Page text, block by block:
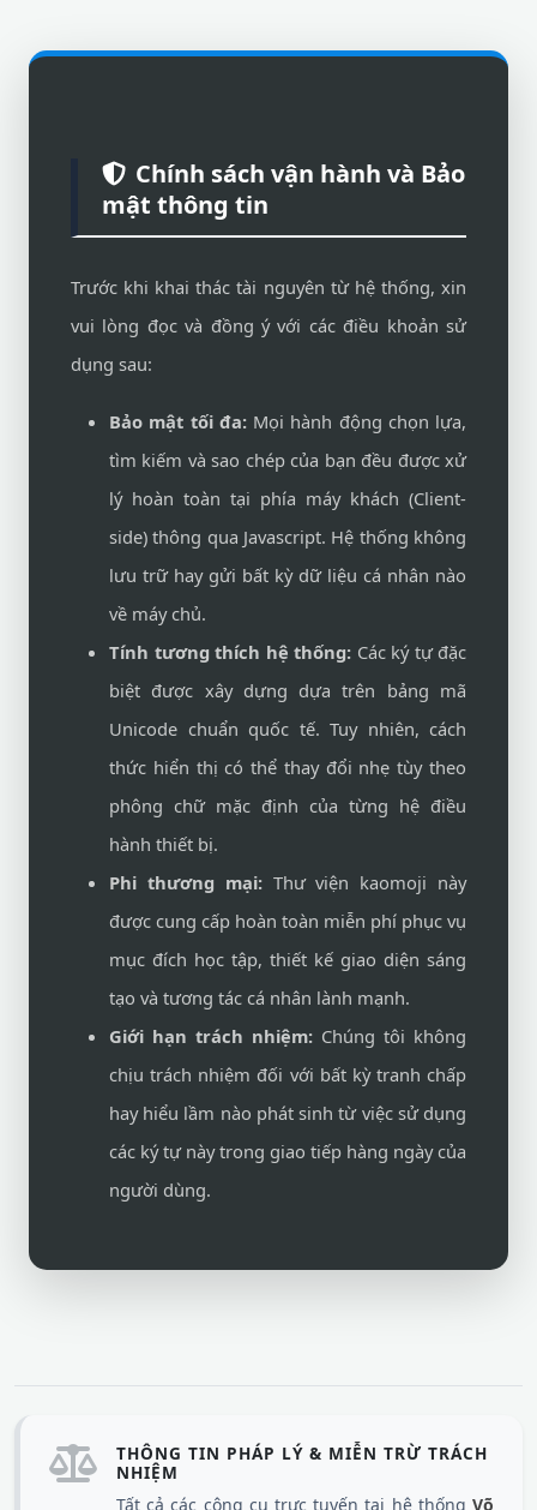
Chính sách vận hành và Bảo
mật thông tin
Trước khi khai thác tài nguyên từ hệ thống, xin
vui lòng đọc và đồng ý với các điều khoản sử
dụng sau:
Bảo mật tối đa:Mọi hành động chọn lựa,
tìm kiếm và sao chép của bạn đều được xử
lý hoàn toàn tại phía máy khách (Client-
side) thông qua Javascript. Hệ thống không
lưu trữ hay gửi bất kỳ dữ liệu cá nhân nào
về máy chủ.
Tính tương thích hệ thống: Các ký tự đặc
biệt được xây dựng dựa trên bảng mã
Unicode chuẩn quốc tế. Tuy nhiên, cách
thức hiển thị có thể thay đổi nhẹ tùy theo
phông chữ mặc định của từng hệ điều
hành thiết bị.
Phi thương mại:Thư viện kaomoji này
được cung cấp hoàn toàn miễn phí phục vụ
mục đích học tập, thiết kế giao diện sáng
tạo và tương tác cá nhân lành mạnh.
Giới hạn trách nhiệm: Chúng tôi không
chịu trách nhiệm đối với bất kỳ tranh chấp
hay hiểu lầm nào phát sinh từ việc sử dụng
các ký tự này trong giao tiếp hàng ngày của
người dùng.
THÔNG TIN PHÁP LÝ & MIỄN TRỪ TRÁCH
NHIỆM
Tất cả các công cụ trực tuyến tại hệ thống Võ